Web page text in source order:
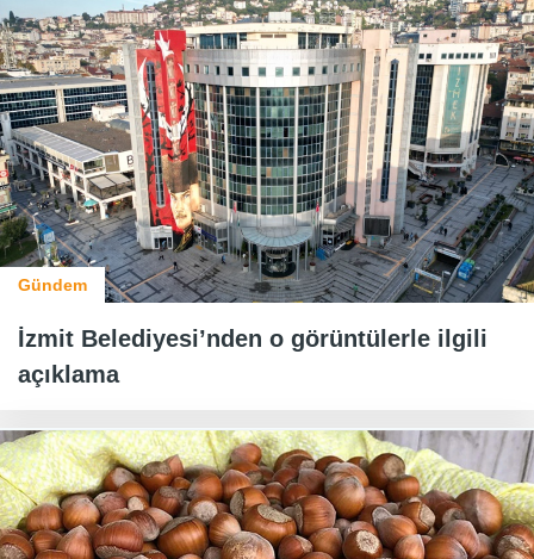
Gündem
İzmit Belediyesi’nden o görüntülerle ilgili
açıklama